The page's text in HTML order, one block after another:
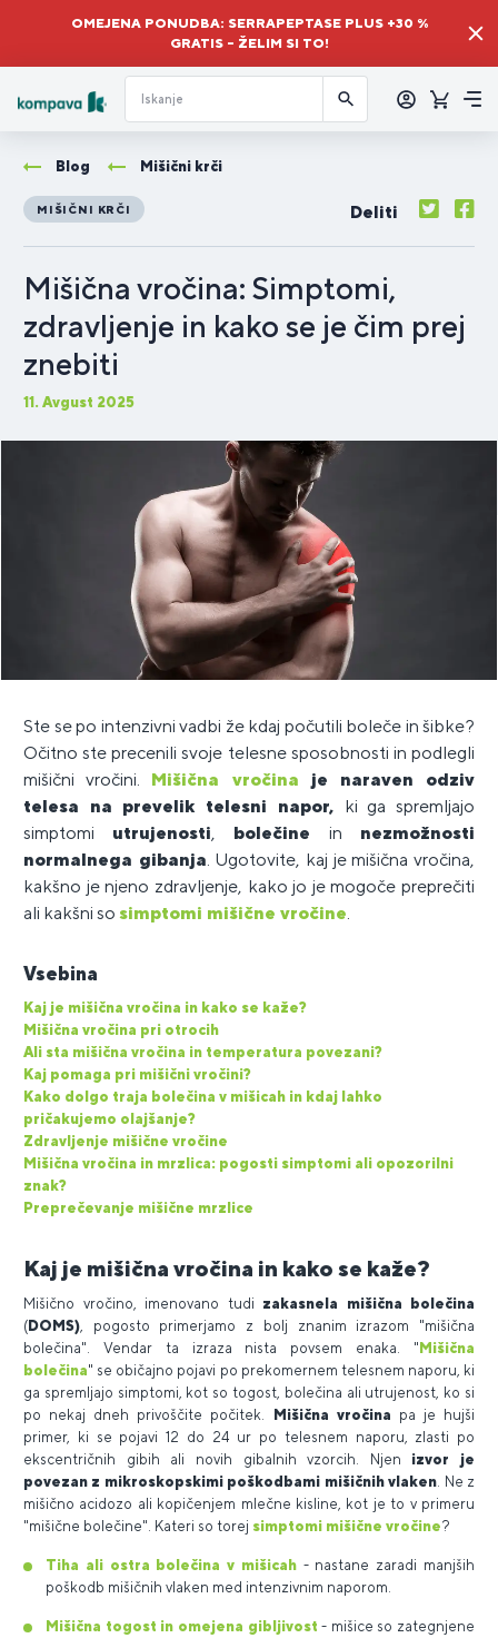
OMEJENA PONUDBA: SERRAPEPTASE PLUS +30 %
GRATIS – ŽELIM SI TO!
Blog Mišični krči
MIŠIČNI KRČI Deliti
Mišična vročina: Simptomi,
zdravljenje in kako se je čim prej
znebiti
11. Avgust 2025
Ste se po intenzivni vadbi že kdaj počutili boleče in šibke?
Očitno ste precenili svoje telesne sposobnosti in podlegli
mišični vročini. Mišična vročina je naraven odziv
telesa na prevelik telesni napor, ki ga spremljajo
simptomi utrujenosti, bolečine in nezmožnosti
normalnega gibanja . Ugotovite, kaj je mišična vročina,
kakšno je njeno zdravljenje, kako jo je mogoče preprečiti
ali kakšni so simptomi mišične vročine
Vsebina
Kaj je mišična vročina in kako se kaže?
Mišična vročina pri otrocih
Ali sta mišična vročina in temperatura povezani?
Kaj pomaga pri mišični vročini?
Kako dolgo traja bolečina v mišicah in kdaj lahko
pričakujemo olajšanje?
Zdravljenje mišične vročine
Mišična vročina in mrzlica: pogosti simptomi ali opozorilni
znak?
Preprečevanje mišične mrzlice
Kaj je mišična vročina in kako se kaže?
Mišično vročino, imenovano tudi zakasnela mišična bolečina
(DOMS) , pogosto primerjamo z bolj znanim izrazom "mišična
bolečina". Vendar ta izraza nista povsem enaka. "Mišična
bolečina" se običajno pojavi po prekomernem telesnem naporu, ki
ga spremljajo simptomi, kot so togost, bolečina ali utrujenost, ko si
po nekaj dneh privoščite počitek. Mišična vročina pa je hujši
primer, ki se pojavi 12 do 24 ur po telesnem naporu, zlasti po
ekscentričnih gibih ali novih gibalnih vzorcih. Njen izvor je
povezan z mikroskopskimi poškodbami mišičnih vlaken . Ne z
mišično acidozo ali kopičenjem mlečne kisline, kot je to v primeru
"mišične bolečine". Kateri so torej simptomi mišične vročine?
Tiha ali ostra bolečina v mišicah- nastane zaradi manjših
poškodb mišičnih vlaken med intenzivnim naporom.
Mišična togost in omejena gibljivost - mišice so zategnjene